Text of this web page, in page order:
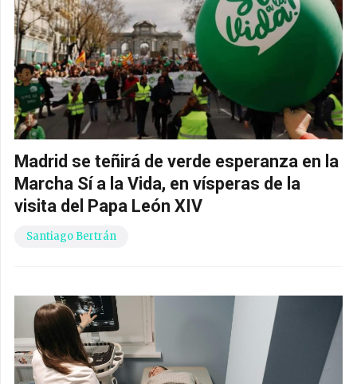
Madrid se teñirá de verde esperanza en la
Marcha Sí a la Vida, en vísperas de la
visita del Papa León XIV
Santiago Bertrán